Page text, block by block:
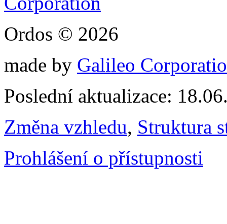
Ordos © 2026
made by Galileo
Poslední aktualizace:
Změna vzhledu, Struktura
Prohlášení o přístupnosti